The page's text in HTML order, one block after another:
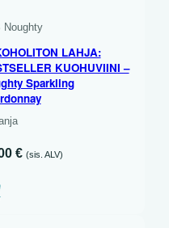
Noughty
LAHJA:
KUOHUVIINI –
Sparkling
€ (sis. ALV)